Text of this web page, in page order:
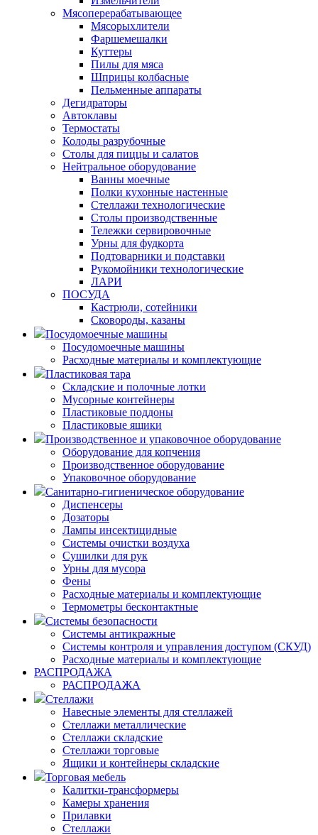
Мясоперерабатывающее
Мясорыхлители
Фаршемешалки
Куттеры
Пилы для мяса
Шприцы колбасные
Пельменные аппараты
Дегидраторы
Автоклавы
Термостаты
Колоды разрубочные
Столы для пиццы и салатов
Нейтральное оборудование
Ванны моечные
Полки кухонные настенные
Стеллажи технологические
Столы производственные
Тележки сервировочные
Урны для фудкорта
Подтоварники и подставки
Рукомойники технологические
ЛАРИ
ПОСУДА
Кастрюли, сотейники
Сковороды, казаны
Посудомоечные машины
Посудомоечные машины
Расходные материалы и комплектующие
Пластиковая тара
Складские и полочные лотки
Мусорные контейнеры
Пластиковые поддоны
Пластиковые ящики
Производственное и упаковочное оборудование
Оборудование для копчения
Производственное оборудование
Упаковочное оборудование
Санитарно-гигиеническое оборудование
Диспенсеры
Дозаторы
Лампы инсектицидные
Системы очистки воздуха
Сушилки для рук
Урны для мусора
Фены
Расходные материалы и комплектующие
Термометры бесконтактные
Системы безопасности
Системы антикражные
Системы контроля и управления доступом (СКУД)
Расходные материалы и комплектующие
РАСПРОДАЖА
РАСПРОДАЖА
Стеллажи
Навесные элементы для стеллажей
Стеллажи металлические
Стеллажи складские
Стеллажи торговые
Ящики и контейнеры складские
Торговая мебель
Калитки-трансформеры
Камеры хранения
Прилавки
Стеллажи